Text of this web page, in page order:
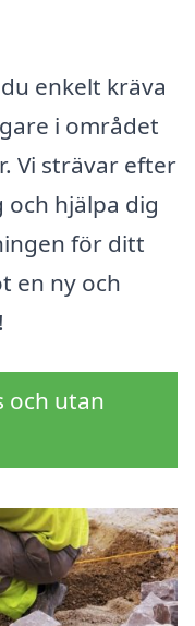
enkelt kräva
i området
Vi strävar efter
hjälpa dig
för ditt
en ny och
och utan